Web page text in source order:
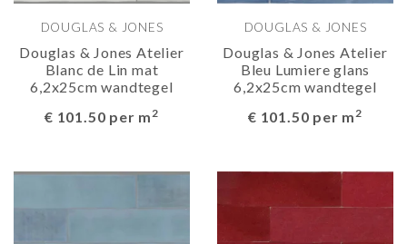
DOUGLAS & JONES
Douglas & Jones Atelier
Blanc de Lin mat
6,2x25cm wandtegel
€ 101.50 per m2
DOUGLAS & JONES
Douglas & Jones Atelier
Bleu Lumiere glans
6,2x25cm wandtegel
€ 101.50 per m2